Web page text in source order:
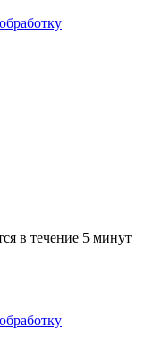
обработку
в течение 5 минут
обработку